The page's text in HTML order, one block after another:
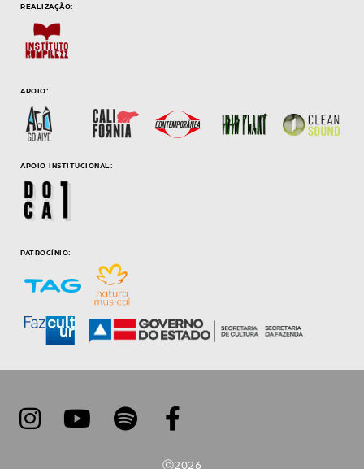
REALIZAÇÃO:
APOIO:
APOIO INSTITUCIONAL:
PATROCÍNIO:
ⓒ2026